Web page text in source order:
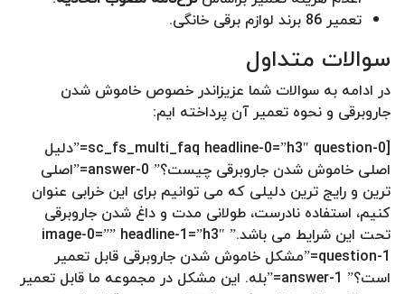
تعمیر 86 برند لوازم برقی خانگی.
سوالات متداول
در ادامه به سوالات شما عزیزاندر خصوص خاموش شدن
جاروبرقی و نحوه تعمیر آن پرداخته ایم:
[sc_fs_multi_faq headline-0=”h3″ question-0=”دلیل
اصلی خاموش شدن جاروبرقی چیست؟” answer-0=”اصلی
ترین و رایج ترین دلیلی که می توانیم برای این خرابی عنوان
کنیم، استفاده نادرست، طولانی مدت و داغ شدن جاروبرقی
تحت این شرایط می باشد.” image-0=”” headline-1=”h3″
question-1=”مشکل خاموش شدن جاروبرقی قابل تعمیر
است؟” answer-1=”بله. این مشکل در مجموعه ما قابل تعمیر